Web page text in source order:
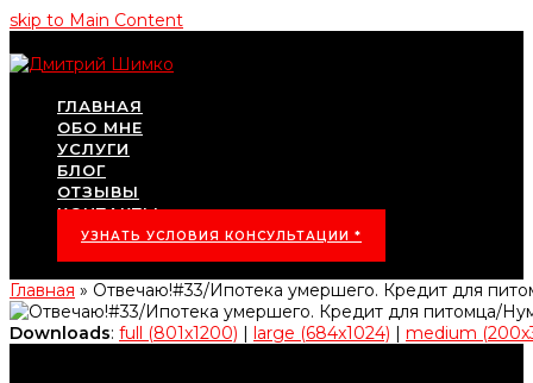
skip to Main Content
ГЛАВНАЯ
ОБО МНЕ
УСЛУГИ
БЛОГ
ОТЗЫВЫ
КОНТАКТЫ
УЗНАТЬ УСЛОВИЯ КОНСУЛЬТАЦИИ *
Главная » Отвечаю!#33/Ипотека умершего. Кредит для
Downloads: full (801x1200) | large (684x1024) | medium